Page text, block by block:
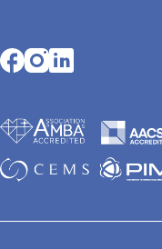
Opens in a new tab
Opens in a new tab
Opens in a new tab